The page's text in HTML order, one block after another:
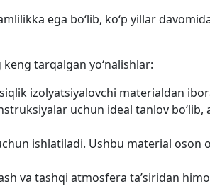
ega bo‘lib, ko‘p yillar
tarqalgan yo‘nalishlar:
izolyatsiyalovchi materialdan
uchun ideal tanlov bo‘lib,
ishlatiladi. Ushbu material oson
va tashqi atmosfera ta’siridan